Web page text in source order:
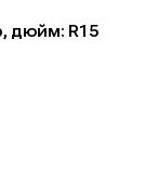
дюйм: R15